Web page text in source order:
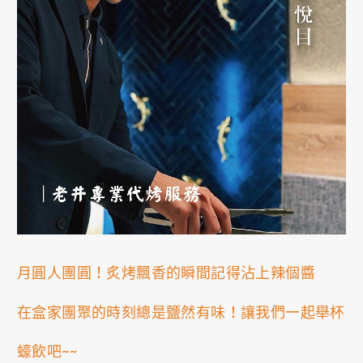
網站導覽
Sitemap
ウェブサイトマップ
0
PRIVACY FACEBOOK INSTAGRAM
月圓人團圓！炙烤飄香的瞬間記得沾上辣個醬
在盒家團聚的時刻總是鹽然有味！讓我們一起舉杯
蠔飲吧~~